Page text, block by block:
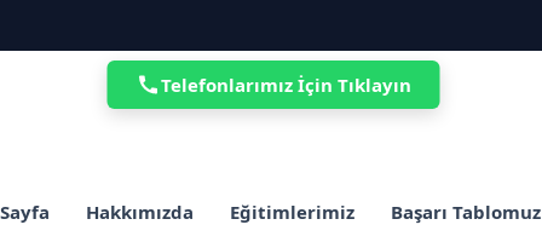
Hakkımızda Eğitimlerimiz Başarı Tablomuz
Telefonlarımız İçin Tıklayın